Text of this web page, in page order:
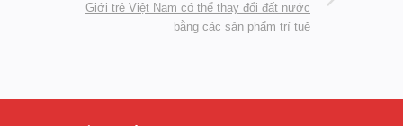
Giới trẻ Việt Nam có thể thay đổi đất nước
bằng các sản phẩm trí tuệ